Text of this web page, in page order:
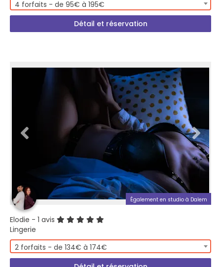
4 forfaits - de 95€ à 195€
Détail et réservation
Également en studio à Dalem
Elodie - 1 avis
Lingerie
2 forfaits - de 134€ à 174€